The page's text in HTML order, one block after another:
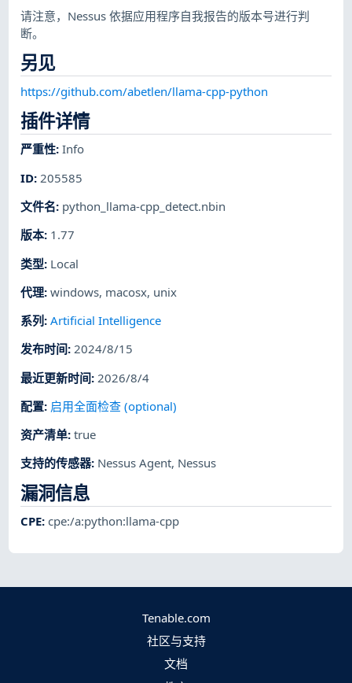
请注意，Nessus 依据应用程序自我报告的版本号进行判
断。
另见
https://github.com/abetlen/llama-cpp-python
插件详情
严重性:Info
ID: 205585
文件名: python_llama-cpp_detect.nbin
版本: 1.77
类型: Local
代理:windows, macosx, unix
系列 :Artificial Intelligence
发布时间:2024/8/15
最近更新时间: 2026/8/4
配置: 启用全面检查 (optional)
资产清单:true
支持的传感器: Nessus Agent, Nessus
漏洞信息
CPE:cpe:/a:python:llama-cpp
Tenable.com
社区与支持
文档